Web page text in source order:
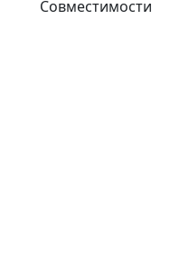
Совместимости